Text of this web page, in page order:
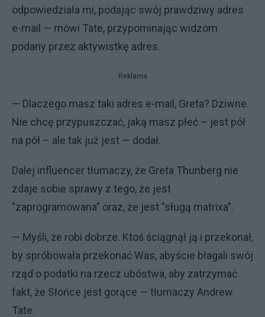
odpowiedziała mi, podając swój prawdziwy adres
e-mail — mówi Tate, przypominając widzom
podany przez aktywistkę adres.
Reklama
— Dlaczego masz taki adres e-mail, Greta? Dziwne.
Nie chcę przypuszczać, jaką masz płeć – jest pół
na pół – ale tak już jest — dodał.
Dalej influencer tłumaczy, że Greta Thunberg nie
zdaje sobie sprawy z tego, że jest
"zaprogramowana" oraz, że jest "sługą matrixa".
— Myśli, że robi dobrze. Ktoś ściągnął ją i przekonał,
by spróbowała przekonać Was, abyście błagali swój
rząd o podatki na rzecz ubóstwa, aby zatrzymać
fakt, że Słońce jest gorące — tłumaczy Andrew
Tate.